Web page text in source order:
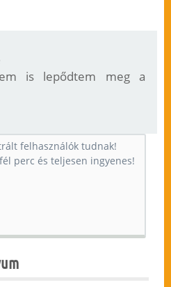
is lepődtem meg a